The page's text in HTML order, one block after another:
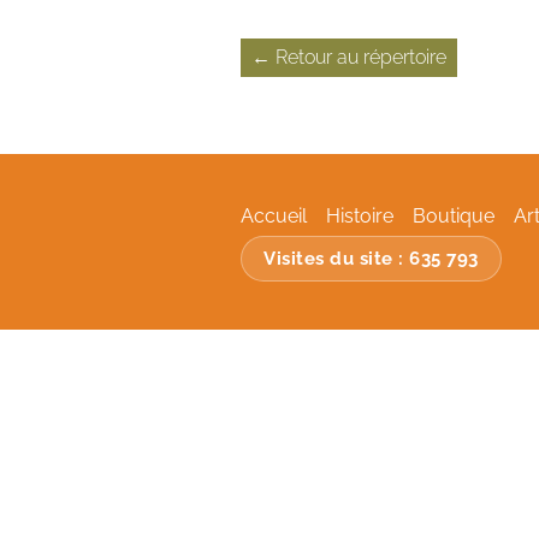
← Retour au répertoire
Accueil Histoire Boutique
Visites du site : 635 793